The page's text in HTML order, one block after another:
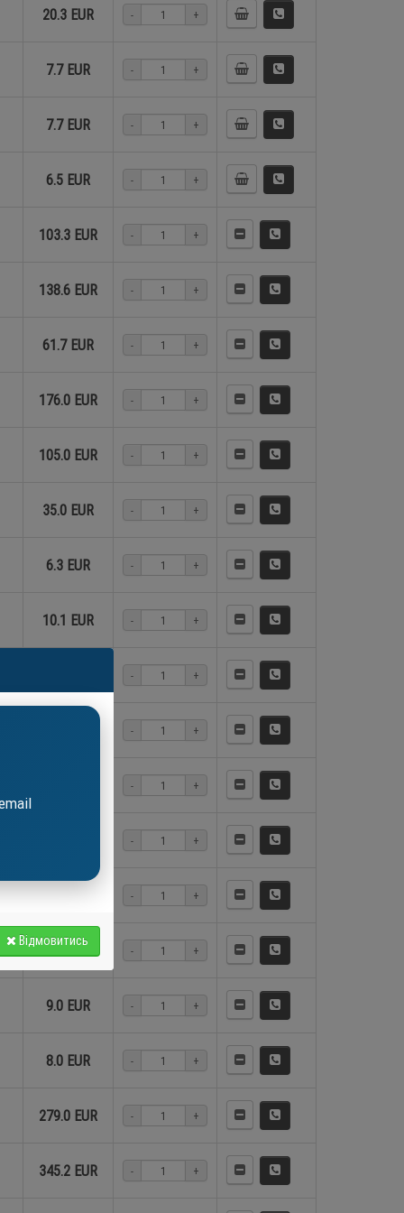
09 5
20.3 EUR - +
7.7 EUR - +
7.7 EUR - +
6.5 EUR - +
103.3 EUR - +
138.6 EUR - +
61.7 EUR - +
176.0 EUR - +
105.0 EUR - +
35.0 EUR - +
6.3 EUR - +
10.1 EUR - +
- +
- +
- +
- +
- +
15.1 EUR - +
9.0 EUR - +
8.0 EUR - +
279.0 EUR - +
345.2 EUR - +
Відмовитись